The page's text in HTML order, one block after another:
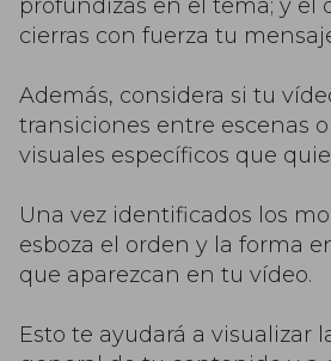
profundizas en el tema; y el
cierras con fuerza tu
Además, considera si tu
transiciones entre escenas
visuales específicos que
Una vez identificados los
esboza el orden y la forma
que aparezcan en tu vídeo.
Esto te ayudará a visualizar